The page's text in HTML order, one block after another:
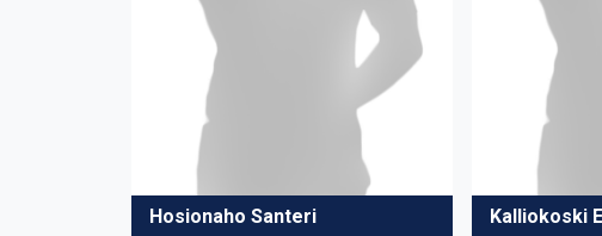
Hosionaho Santeri Kalliokoski